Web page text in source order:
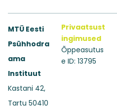
MTÜ Eesti
Psühhodra
ama
Instituut
Kastani 42,
Tartu 50410
Privaatsust
ingimused
Õppeasutus
e ID: 13795